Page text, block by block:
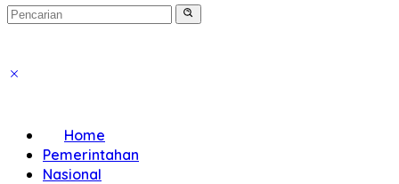
Home
Pemerintahan
Nasional